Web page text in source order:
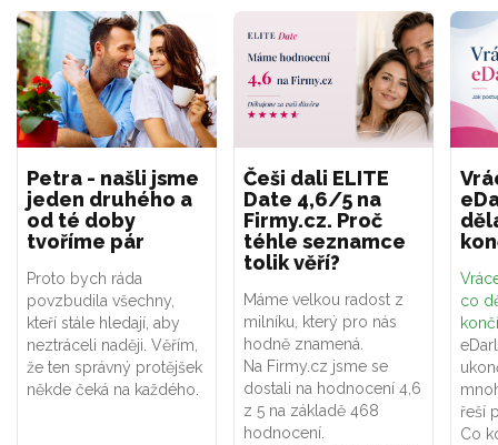
Petra - našli jsme
jeden druhého a
od té doby
tvoříme pár
Proto bych ráda
povzbudila všechny,
kteří stále hledají, aby
neztráceli naději. Věřím,
že ten správný protějšek
někde čeká na každého.
Češi dali ELITE
Date 4,6/5 na
Firmy.cz. Proč
téhle seznamce
tolik věří?
Máme velkou radost z
milníku, který pro nás
hodně znamená.
Na Firmy.cz jsme se
dostali na hodnocení 4,6
z 5 na základě 468
hodnocení.
co
řeší
Co